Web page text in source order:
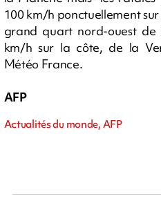
100 km/h ponctuellement
grand quart nord-ouest
km/h sur la côte, de la
Météo France.
AFP
Actualités du monde, AFP